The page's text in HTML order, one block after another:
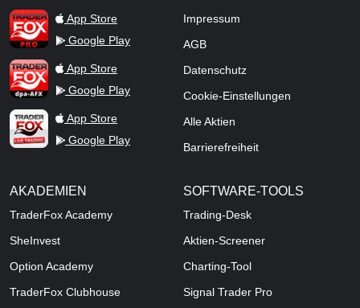
TraderFox ProApp Store
Google Play
TraderFox dpa-AFX ProFeed
App Store
Google Play
TraderFox Live Trading
App Store
Google Play
Impressum
AGB
Datenschutz
Cookie-Einstellungen
Alle Aktien
Barrierefreiheit
AKADEMIEN
TraderFox Academy
SheInvest
Option Academy
TraderFox Clubhouse
SOFTWARE-TOOLS
Trading-Desk
Aktien-Screener
Charting-Tool
Signal Trader Pro